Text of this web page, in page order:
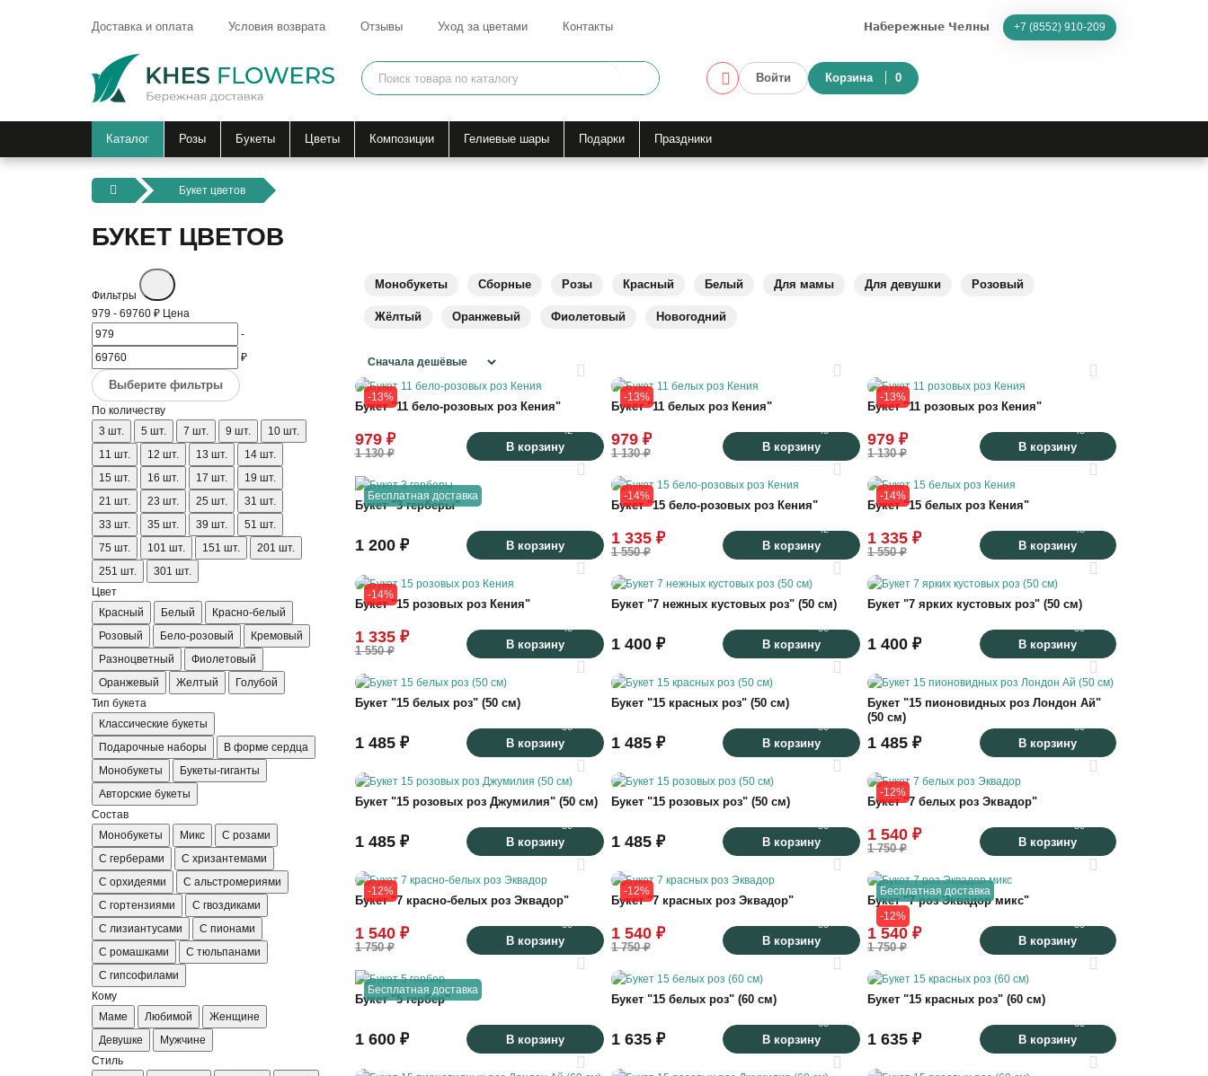
Доставка и оплата Условия возврата Отзывы Уход за цветами Контакты Набережные Челны +7 (8552) 910-209
Войти Корзина 0
Каталог Розы Букеты Цветы Композиции Гелиевые шары Подарки Праздники
Букет цветов
БУКЕТ ЦВЕТОВ
Фильтры
979 - 69760 ₽ Цена
-
₽
Выберите фильтры
По количеству
3 шт.
5 шт. 7 шт. 9 шт.
10 шт.
11 шт.
12 шт. 13 шт.
14 шт.
15 шт.
16 шт. 17 шт.
19 шт.
21 шт.
23 шт. 25 шт.
31 шт.
33 шт.
35 шт. 39 шт.
51 шт.
75 шт.
101 шт. 151 шт.
201 шт.
251 шт.
301 шт.
Цвет
Красный
Белый
Красно-белый
Розовый
Бело-розовый
Кремовый
Разноцветный
Фиолетовый
Оранжевый
Желтый
Голубой
Тип букета
Классические букеты
Подарочные наборы
В форме сердца
Монобукеты
Букеты-гиганты
Авторские букеты
Состав
Монобукеты
Микс
С розами
С герберами
С хризантемами
С орхидеями
С альстромериями
С гортензиями
С гвоздиками
С лизиантусами
С пионами
С ромашками
С тюльпанами
С гипсофилами
Кому
Маме
Любимой
Женщине
Девушке
Мужчине
Стиль
Монобукеты Сборные Розы Красный Белый Для мамы Для девушки Розовый
Жёлтый Оранжевый Фиолетовый Новогодний
-13%
42
Букет "11 бело-розовых роз Кения"
979 ₽
1 130 ₽ В корзину
-13%
45
Букет "11 белых роз Кения"
979 ₽
1 130 ₽ В корзину
-13%
45
Букет "11 розовых роз Кения"
979 ₽
1 130 ₽ В корзину
Бесплатная доставка
Букет "3 герберы"
1 200 ₽ В корзину
-14%
42
Букет "15 бело-розовых роз Кения"
1 335 ₽
1 550 ₽ В корзину
-14%
45
Букет "15 белых роз Кения"
1 335 ₽
1 550 ₽ В корзину
-14%
45
Букет "15 розовых роз Кения"
1 335 ₽
1 550 ₽ В корзину
50
Букет "7 нежных кустовых роз" (50 см)
1 400 ₽ В корзину
50
Букет "7 ярких кустовых роз" (50 см)
1 400 ₽ В корзину
50
Букет "15 белых роз" (50 см)
1 485 ₽ В корзину
50
Букет "15 красных роз" (50 см)
1 485 ₽ В корзину
50
27
Букет "15 пионовидных роз Лондон Ай"
(50 см)
1 485 ₽ В корзину
50
27
Букет "15 розовых роз Джумилия" (50 см)
1 485 ₽ В корзину
50
Букет "15 розовых роз" (50 см)
1 485 ₽ В корзину
-12%
50
Букет "7 белых роз Эквадор"
1 540 ₽
1 750 ₽ В корзину
-12%
50
Букет "7 красно-белых роз Эквадор"
1 540 ₽
1 750 ₽ В корзину
-12%
50
Букет "7 красных роз Эквадор"
1 540 ₽
1 750 ₽ В корзину
Бесплатная доставка
-12%
50
Букет "7 роз Эквадор микс"
1 540 ₽
1 750 ₽ В корзину
Бесплатная доставка
Букет "5 гербер"
1 600 ₽ В корзину
60
Букет "15 белых роз" (60 см)
1 635 ₽ В корзину
60
Букет "15 красных роз" (60 см)
1 635 ₽ В корзину